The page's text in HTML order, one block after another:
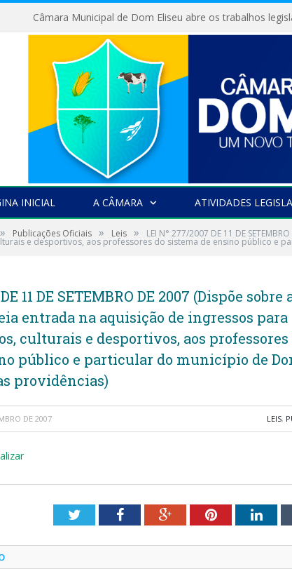
INICIAL A CÂMARA ATIVIDADES
» Publicações Oficiais » Leis » LEI N° 277/2007 DE 11 DE
e desportivos, aos professores do sistema de ensino público e
11 DE SETEMBRO DE 2007 (Dispõe sobre
entrada na aquisição de ingressos para
culturais e desportivos, aos professores
público e particular do município de
providências)
DE 2007 LEIS,
TwitterFacebookGoogle+Pinterest